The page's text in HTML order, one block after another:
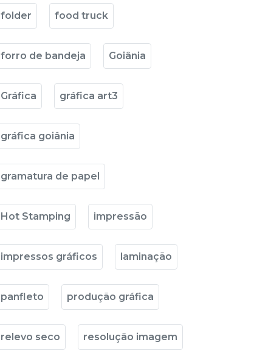
folder food truck
forro de bandeja Goiânia
Gráfica gráfica art3
gráfica goiânia
gramatura de papel
Hot Stamping impressão
impressos gráficos laminação
panfleto produção gráfica
relevo seco resolução imagem